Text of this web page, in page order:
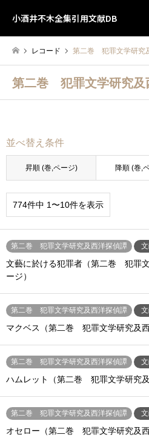
小酒井不木全集引用文献DB
レコード 第二巻 犯罪文学研究
第二巻 犯罪文学研究及
並べ替え条件
昇順 (巻,ページ) 降順 (巻,
774件中 1〜10件を表示
第二巻 犯罪文学研究及西洋探偵譚
文藝に於ける犯罪者（第二巻 犯罪
ージ）
第二巻 犯罪文学研究及西洋探偵譚
マクベス（第二巻 犯罪文学研究及
第二巻 犯罪文学研究及西洋探偵譚
ハムレット（第二巻 犯罪文学研究
第二巻 犯罪文学研究及西洋探偵譚
オセロー（第二巻 犯罪文学研究及